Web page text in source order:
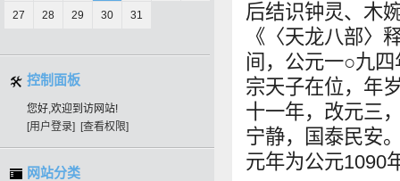
后结识钟灵、木
《〈天龙八部〉
间，公元一○九
宗天子在位，年
十一年，改元三
宁静，国泰民安
元年为公元1090
27 28 29 30 31
控制面板
您好,欢迎到访网站!
[用户登录]
[查看权限]
网站分类